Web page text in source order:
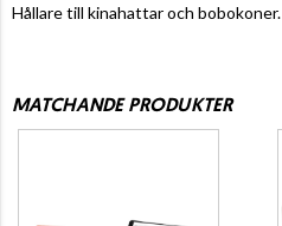
Hållare till kinahattar och bobokoner.
MATCHANDE PRODUKTER